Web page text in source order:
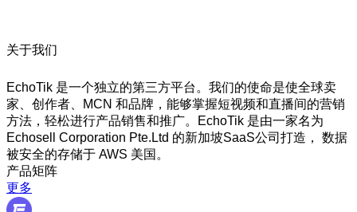
关于我们
EchoTik 是一个独立的第三方平台。我们的使命是使全球卖
家、创作者、MCN 和品牌，能够掌握短视频和直播间的营销
方法，轻松进行产品销售和推广。EchoTik 是由一家名为
Echosell Corporation Pte.Ltd 的新加坡SaaS公司打造， 数据
被安全的存储于 AWS 美国。
产品矩阵
更多